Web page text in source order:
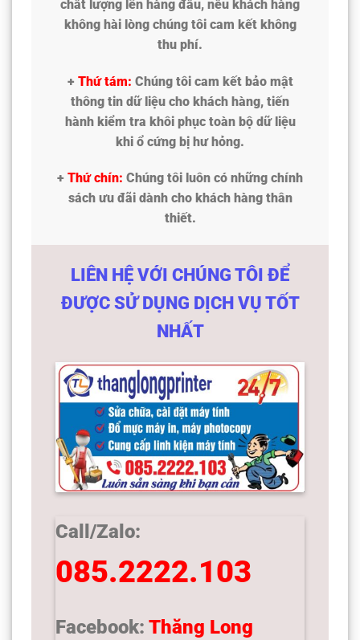
chất lượng lên hàng đầu, nếu khách hàng
không hài lòng chúng tôi cam kết không
thu phí.
+ Thứ tám: Chúng tôi cam kết bảo mật
thông tin dữ liệu cho khách hàng, tiến
hành kiểm tra khôi phục toàn bộ dữ liệu
khi ổ cứng bị hư hỏng.
+ Thứ chín: Chúng tôi luôn có những chính
sách ưu đãi dành cho khách hàng thân
thiết.
LIÊN HỆ VỚI CHÚNG TÔI ĐỂ
ĐƯỢC SỬ DỤNG DỊCH VỤ TỐT
NHẤT
Call/Zalo:
085.2222.103
Facebook: Thăng Long